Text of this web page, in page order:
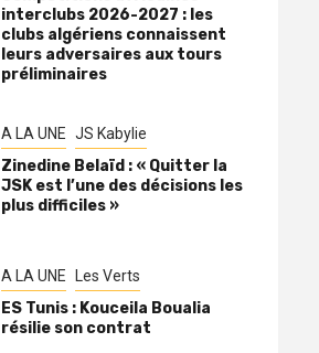
interclubs 2026-2027 : les
clubs algériens connaissent
leurs adversaires aux tours
préliminaires
A LA UNE JS Kabylie
Zinedine Belaïd : « Quitter la
JSK est l’une des décisions les
plus difficiles »
A LA UNE Les Verts
ES Tunis : Kouceila Boualia
résilie son contrat